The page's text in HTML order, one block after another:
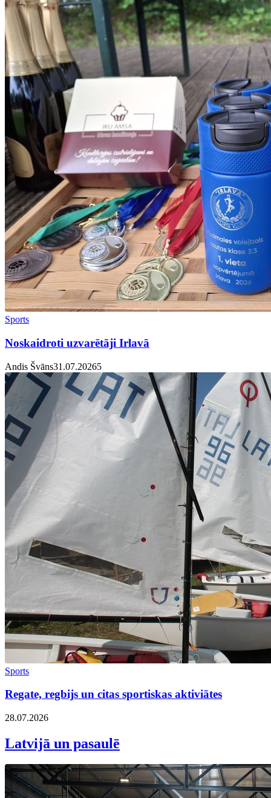
Sports
Noskaidroti uzvarētāji Irlavā
Andis Švāns31.07.20265
Sports
Regate, regbijs un citas sportiskas aktiviātes
28.07.2026
Latvijā un pasaulē